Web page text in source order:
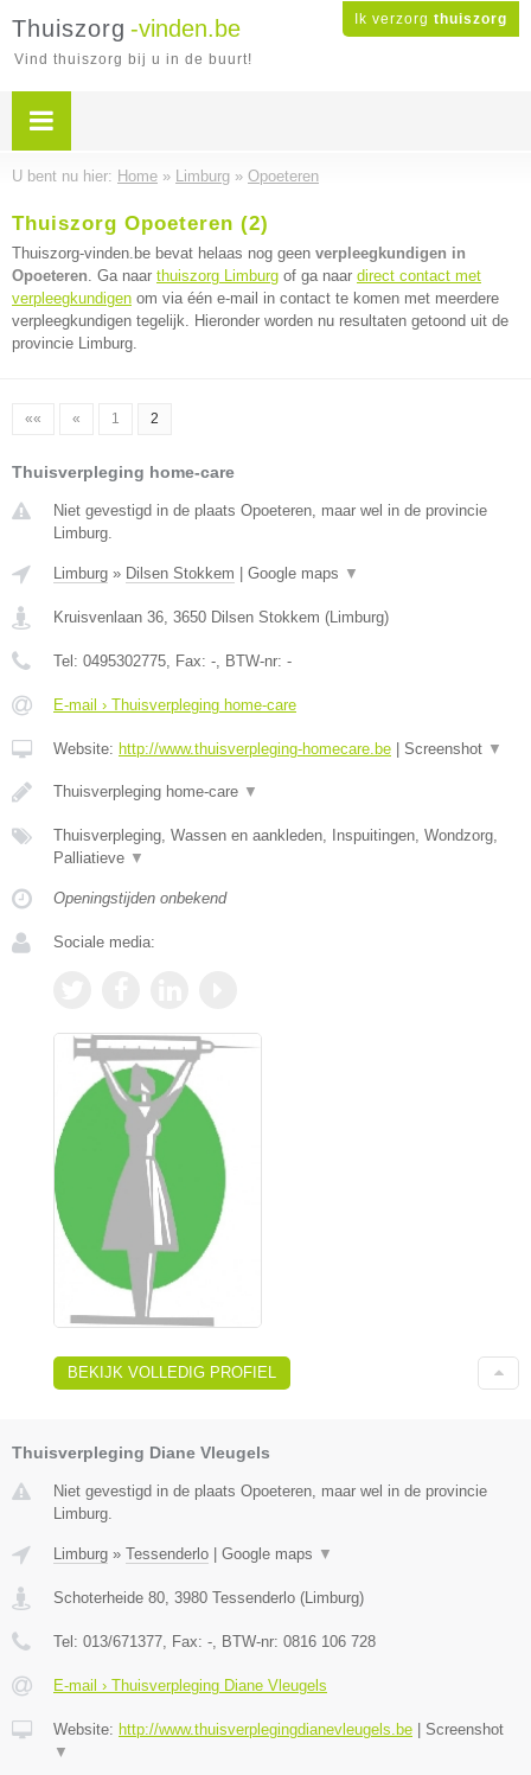
Ik verzorg thuiszorg
Thuiszorg -vinden.be
Vind thuiszorg bij u in de buurt!
U bent nu hier: Home » Limburg » Opoeteren
Thuiszorg Opoeteren (2)
Thuiszorg-vinden.be bevat helaas nog geen verpleegkundigen in
Opoeteren. Ga naar thuiszorg Limburg of ga naar direct contact met
verpleegkundigen om via één e-mail in contact te komen met meerdere
verpleegkundigen tegelijk. Hieronder worden nu resultaten getoond uit de
provincie Limburg.
«« « 1 2
Thuisverpleging home-care
Niet gevestigd in de plaats Opoeteren, maar wel in de provincie
Limburg.
Limburg » Dilsen Stokkem Google maps ▼
Kruisvenlaan 36, 3650 Dilsen Stokkem (Limburg)
Tel: 0495302775, Fax: -, BTW-nr: -
E-mail › Thuisverpleging home-care
Website: http://www.thuisverpleging-homecare.be Screenshot ▼
Thuisverpleging home-care ▼
Thuisverpleging, Wassen en aankleden, Inspuitingen, Wondzorg,
Palliatieve ▼
Openingstijden onbekend
Sociale media:
BEKIJK VOLLEDIG PROFIEL
Thuisverpleging Diane Vleugels
Niet gevestigd in de plaats Opoeteren, maar wel in de provincie
Limburg.
Limburg » Tessenderlo Google maps ▼
Schoterheide 80, 3980 Tessenderlo (Limburg)
Tel: 013/671377, Fax: -, BTW-nr: 0816 106 728
E-mail › Thuisverpleging Diane Vleugels
Website: http://www.thuisverplegingdianevleugels.be
Screenshot
▼